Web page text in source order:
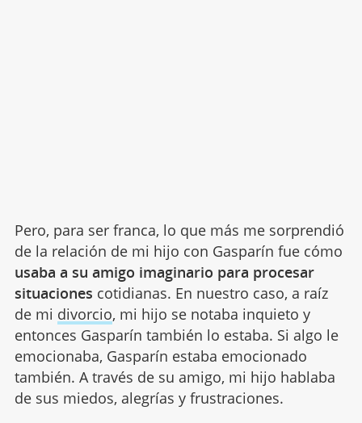
Pero, para ser franca, lo que más me sorprendió
de la relación de mi hijo con Gasparín fue cómo
usaba a su amigo imaginario para procesar
situaciones cotidianas. En nuestro caso, a raíz
de mi divorcio, mi hijo se notaba inquieto y
entonces Gasparín también lo estaba. Si algo le
emocionaba, Gasparín estaba emocionado
también. A través de su amigo, mi hijo hablaba
de sus miedos, alegrías y frustraciones.